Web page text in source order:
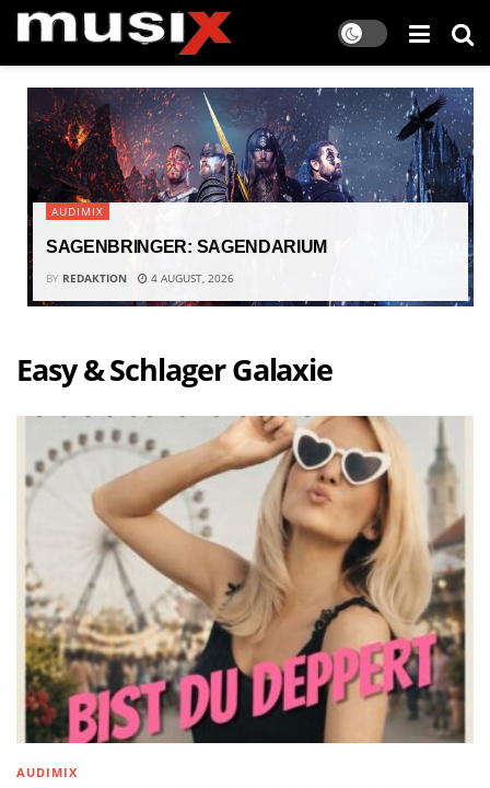
AUDIMIX
SAGENBRINGER: SAGENDARIUM
BY REDAKTION 4 AUGUST, 2026
Easy & Schlager Galaxie
AUDIMIX